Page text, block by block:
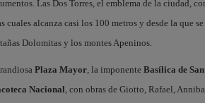
Las Dos Torres, el emblema de la ciudad,
cuales alcanza casi los 100 metros y desde la que
Dolomitas y los montes Apeninos.
Plaza Mayor, la imponente Basílica de
Nacional, con obras de Giotto, Rafael,